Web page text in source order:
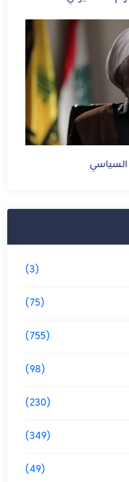
(3)
(75)
(755)
(98)
(230)
(349)
(49)